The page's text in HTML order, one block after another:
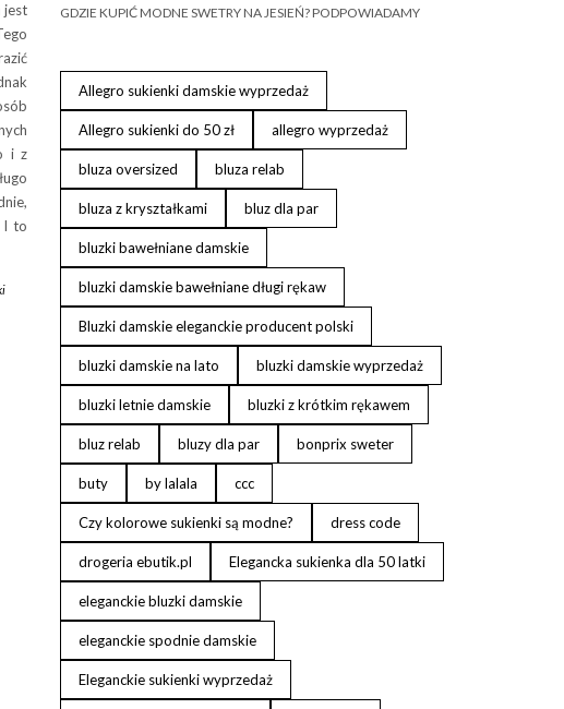
jest
i z
I to
GDZIE KUPIĆ MODNE SWETRY NA JESIEŃ? PODPOWIADAMY
Allegro sukienki damskie wyprzedaż
Allegro sukienki do 50 zł allegro wyprzedaż
bluza oversized bluza relab
bluza z kryształkami bluz dla par
bluzki bawełniane damskie
bluzki damskie bawełniane długi rękaw
Bluzki damskie eleganckie producent polski
bluzki damskie na lato bluzki damskie wyprzedaż
bluzki letnie damskie bluzki z krótkim rękawem
bluz relab bluzy dla par bonprix sweter
buty by lalala ccc
Czy kolorowe sukienki są modne? dress code
drogeria ebutik.pl Elegancka sukienka dla 50 latki
eleganckie bluzki damskie
eleganckie spodnie damskie
Eleganckie sukienki wyprzedaż